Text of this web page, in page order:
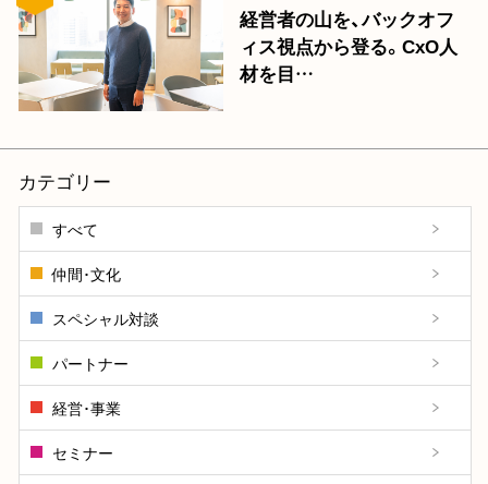
経営者の山を、バックオフ
ィス視点から登る。CxO人
材を目…
カテゴリー
すべて
仲間･文化
スペシャル対談
パートナー
経営･事業
セミナー